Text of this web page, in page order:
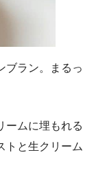
ブラン。まるっ
ームに埋もれる
トと生クリーム